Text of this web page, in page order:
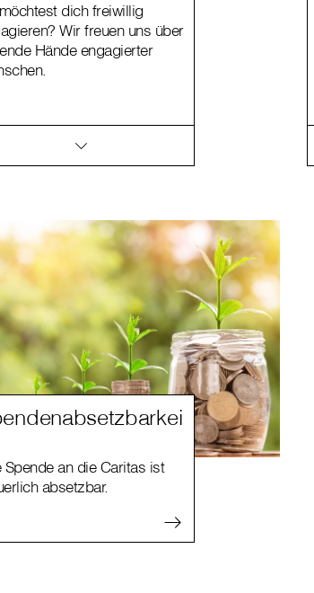
dich freiwillig
Wir freuen uns über
Hände engagierter
Spende an die Caritas ist
absetzbar.